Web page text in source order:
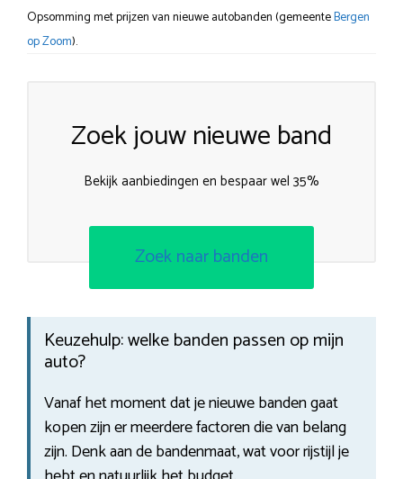
Opsomming met prijzen van nieuwe autobanden (gemeenteBergen
op Zoom).
Zoek jouw nieuwe band
Bekijk aanbiedingen en bespaar wel 35%
Zoek naar banden
Keuzehulp: welke banden passen op mijn
auto?
Vanaf het moment dat je nieuwe banden gaat
kopen zijn er meerdere factoren die van belang
zijn. Denk aan de bandenmaat, wat voor rijstijl je